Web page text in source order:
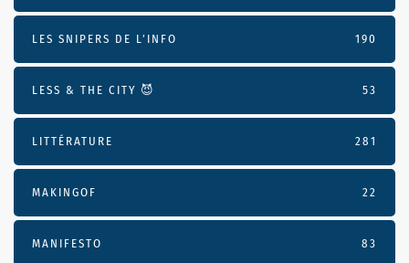
LES SNIPERS DE L’INFO 190
LESS & THE CITY 😈 53
LITTÉRATURE 281
MAKINGOF 22
MANIFESTO 83